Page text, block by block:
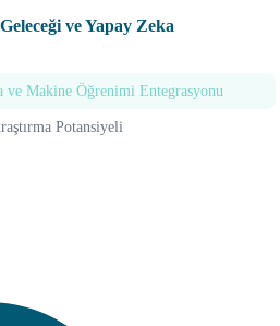
ve Yapay Zeka
ve Makine Öğrenimi Entegrasyonu
Potansiyeli